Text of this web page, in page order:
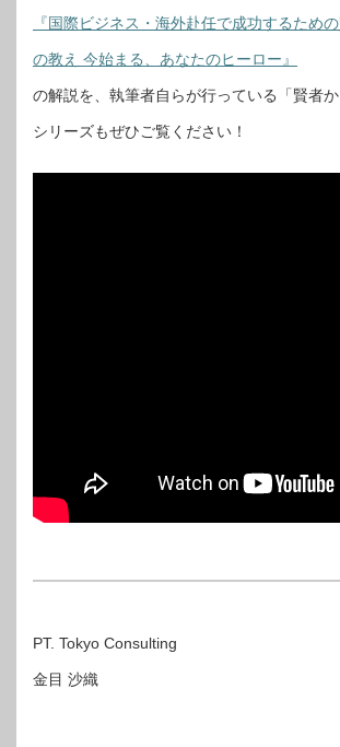
『国際ビジネス・海外赴任で成功するため
の教え 今始まる、あなたのヒーロー』
の解説を、執筆者自らが行っている「賢者か
シリーズもぜひご覧ください！
PT. Tokyo Consulting
金目 沙織